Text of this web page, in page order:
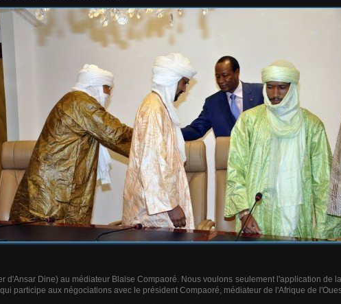
d'Ansar Dine) au médiateur Blaise Compaoré. Nous voulons seulement l'application de
participe aux négociations avec le président Compaoré, médiateur de l'Afrique de